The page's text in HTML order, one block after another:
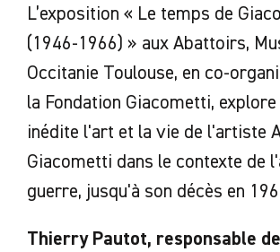
L’exposition « Le temps de
(1946-1966) » aux Abattoirs,
Occitanie Toulouse, en co-
la Fondation Giacometti,
inédite l'art et la vie de l'artiste
Giacometti dans le contexte de
guerre, jusqu'à son décès en
Thierry Pautot, responsable